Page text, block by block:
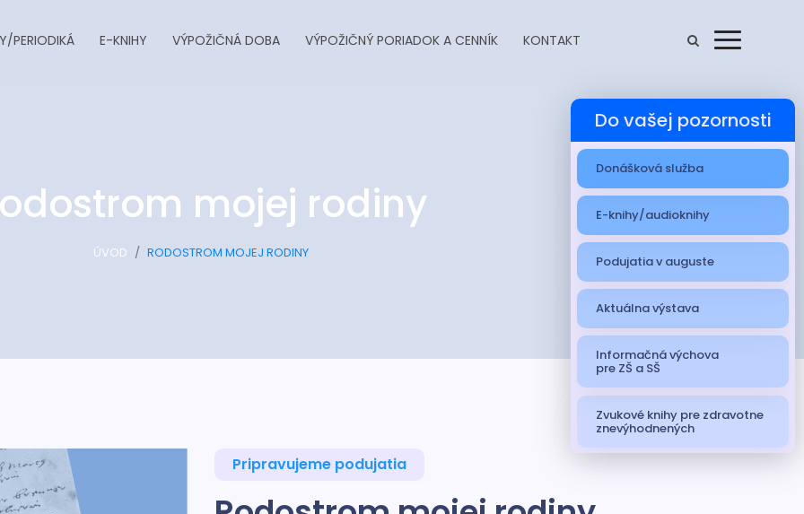
PERIODIKÁ E-KNIHY VÝPOŽIČNÁ DOBA VÝPOŽIČNÝ PORIADOK A CENNÍK KONTAKT
mojej rodiny
ÚVOD RODOSTROM MOJEJ RODINY
Pripravujeme podujatia
Do vašej pozornosti
Donášková služba
E-knihy/audioknihy
Podujatia v auguste
Aktuálna výstava
Informačná výchova
pre ZŠ a SŠ
Zvukové knihy pre zdravotne
znevýhodnených